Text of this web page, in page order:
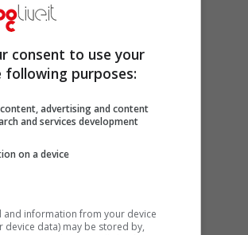
un mese di
consent to use your
purposes:
advertising and content
and services development
on a device
information from your device
data) may be stored by,